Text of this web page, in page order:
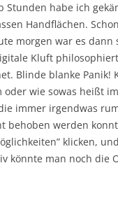
Stunden habe ich
Handflächen.
morgen war es dann
Kluft
Blinde blanke Panik!
wie sowas heißt
immer irgendwas
behoben werden
klicken,
könnte man noch die